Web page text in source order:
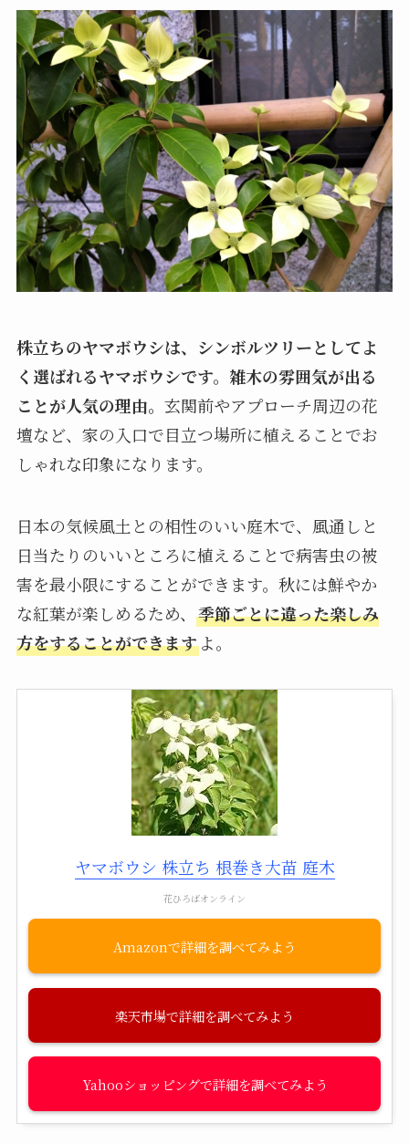
株立ちのヤマボウシは、シンボルツリーとしてよ
く選ばれるヤマボウシです。雑木の雰囲気が出る
ことが人気の理由。 玄関前やアプローチ周辺の花
壇など、家の入口で目立つ場所に植えることでお
しゃれな印象になります。
日本の気候風土との相性のいい庭木で、風通しと
日当たりのいいところに植えることで病害虫の被
害を最小限にすることができます。秋には鮮やか
な紅葉が楽しめるため、 季節ごとに違った楽しみ
方をすることができますよ。
ヤマボウシ 株立ち 根巻き大苗 庭木
花ひろばオンライン
Amazon
楽天市場
Yahooショッピング